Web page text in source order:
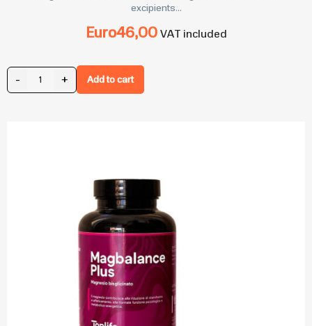
excipients...
Euro46,00 VAT included
- + Add to cart